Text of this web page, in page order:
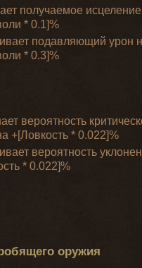
получаемое
* 0.1]%
подавляющий урон
* 0.3]%
вероятность
+[Ловкость * 0.022]%
вероятность
* 0.022]%
оружия